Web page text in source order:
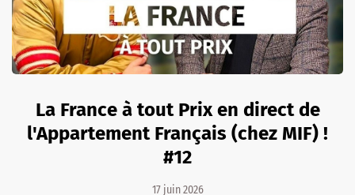
La France à tout Prix en direct de
l'Appartement Français (chez MIF) !
#12
17 juin 2026